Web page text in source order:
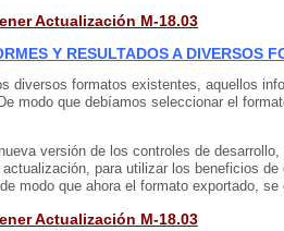
Actualización M-18.03
Y RESULTADOS A DIVERSOS
diversos formatos existentes, aquellos
modo que debíamos seleccionar el
versión de los controles de
para utilizar los beneficios
modo que ahora el formato exportado,
Actualización M-18.03